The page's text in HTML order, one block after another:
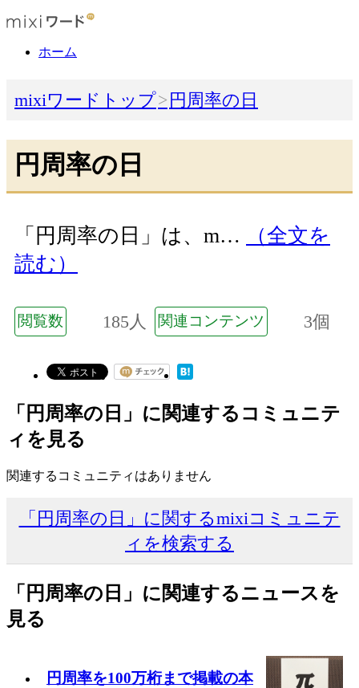
ホーム
mixiワードトップ 円周率の日
円周率の日
「円周率の日」は、m…
（全文を
読む）
閲覧数 185人 関連コンテンツ 3個
「円周率の日」に関連するコミュニテ
ィを見る
関連するコミュニティはありません
「円周率の日」に関するmixiコミュニテ
ィを検索する
「円周率の日」に関連するニュースを
見る
円周率を100万桁まで掲載の本